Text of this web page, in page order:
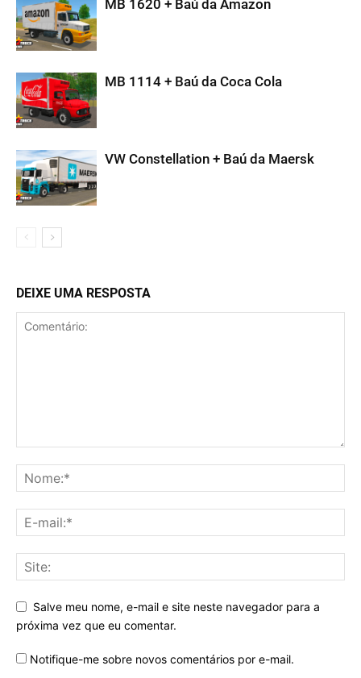
MB 1620 + Baú da Amazon
MB 1114 + Baú da Coca Cola
VW Constellation + Baú da Maersk
DEIXE UMA RESPOSTA
Salve meu nome, e-mail e site neste navegador para a
próxima vez que eu comentar.
Notifique-me sobre novos comentários por e-mail.